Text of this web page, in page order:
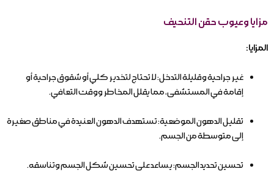
مزايا وعيوب حقن التنحيف
المزايا:
غير جراحية وقليلة التدخل: لا تحتاج لتخدير كلي أو شقوق جراحية أو
إقامة في المستشفى، مما يقلل المخاطر ووقت التعافي.
تقليل الدهون الموضعية: تستهدف الدهون العنيدة في مناطق صغيرة
إلى متوسطة من الجسم.
تحسين تحديد الجسم: يساعد على تحسين شكل الجسم وتناسقه.